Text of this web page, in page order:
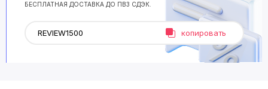
БЕСПЛАТНАЯ ДОСТАВКА ДО ПВЗ СДЭК.
копировать